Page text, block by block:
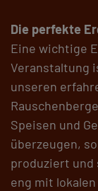
Die perfekte
Eine wichtige
Veranstaltung
unseren
Speisen und
überzeugen,
produziert
eng mit